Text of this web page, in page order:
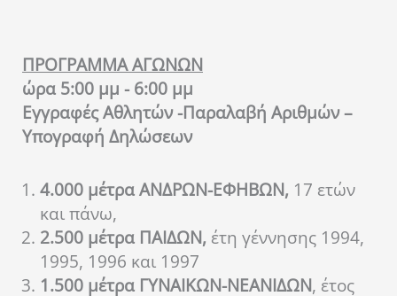
ΠΡΟΓΡΑΜΜΑ ΑΓΩΝΩΝ
ώρα 5:00 μμ - 6:00 μμ
Εγγραφές Αθλητών -Παραλαβή Αριθμών –
Υπογραφή Δηλώσεων
4.000 μέτρα ΑΝΔΡΩΝ-ΕΦΗΒΩΝ, 17 ετών
και πάνω,
2.500 μέτρα ΠΑΙΔΩΝ, έτη γέννησης 1994,
1995, 1996 και 1997
1.500 μέτρα ΓΥΝΑΙΚΩΝ-ΝΕΑΝΙΔΩΝ, έτος